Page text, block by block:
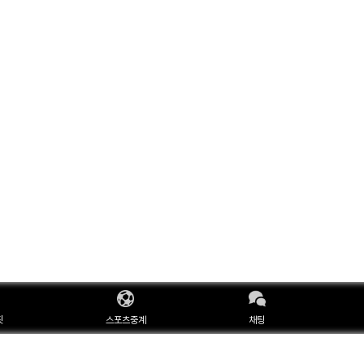
스포츠중계 채팅